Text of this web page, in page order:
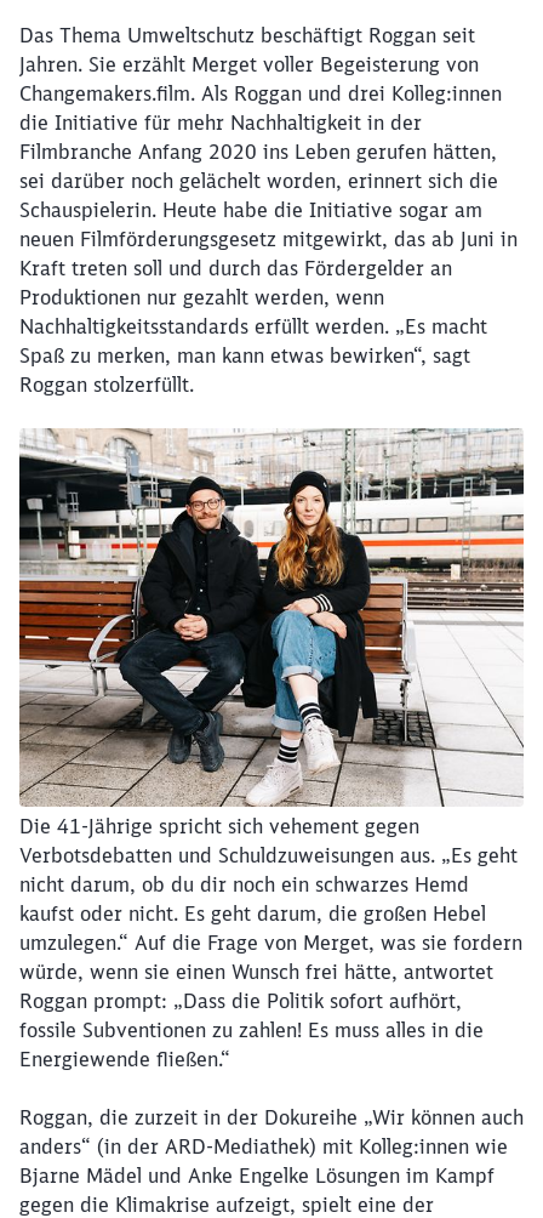
Das Thema Umweltschutz beschäftigt Roggan seit
Jahren. Sie erzählt Merget voller Begeisterung von
Changemakers.film. Als Roggan und drei Kolleg:innen
die Initiative für mehr Nachhaltigkeit in der
Filmbranche Anfang 2020 ins Leben gerufen hätten,
sei darüber noch gelächelt worden, erinnert sich die
Schauspielerin. Heute habe die Initiative sogar am
neuen Filmförderungsgesetz mitgewirkt, das ab Juni in
Kraft treten soll und durch das Fördergelder an
Produktionen nur gezahlt werden, wenn
Nachhaltigkeitsstandards erfüllt werden. „Es macht
Spaß zu merken, man kann etwas bewirken“, sagt
Roggan stolzerfüllt.
Die 41-Jährige spricht sich vehement gegen
Verbotsdebatten und Schuldzuweisungen aus. „Es geht
nicht darum, ob du dir noch ein schwarzes Hemd
kaufst oder nicht. Es geht darum, die großen Hebel
umzulegen.“ Auf die Frage von Merget, was sie fordern
würde, wenn sie einen Wunsch frei hätte, antwortet
Roggan prompt: „Dass die Politik sofort aufhört,
fossile Subventionen zu zahlen! Es muss alles in die
Energiewende fließen.“
Roggan, die zurzeit in der Dokureihe „Wir können auch
anders“ (in der ARD-Mediathek) mit Kolleg:innen wie
Bjarne Mädel und Anke Engelke Lösungen im Kampf
gegen die Klimakrise aufzeigt, spielt eine der
Schließen
Möchten Sie zu
weitergeleitet
werden?
Abbrechen Weiter